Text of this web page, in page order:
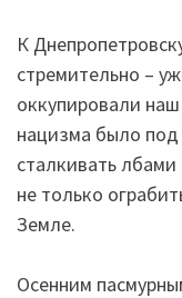
К
стремительно –
оккупировали
нацизма было под
сталкивать
не только
Земле.
Осенним